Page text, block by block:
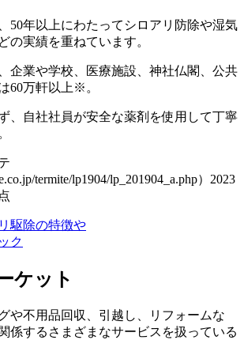
50年以上にわたってシロアリ防除や湿気
の実績を重ねています。
企業や学校、医療施設、神社仏閣、公共
60万軒以上※。
、自社社員が安全な薬剤を使用して丁寧
termite/lp1904/lp_201904_a.php）2023
駆除の特徴や
ク
ケット
や不用品回収、引越し、リフォームな
係するさまざまなサービスを扱っている